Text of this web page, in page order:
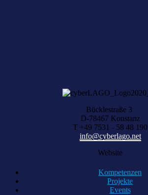
Bücklestraße 3
D-78467 Konstanz
T +49 7531 - 58 48 190
info@cyberlago.net
Website
Kompetenzen
Projekte
Events